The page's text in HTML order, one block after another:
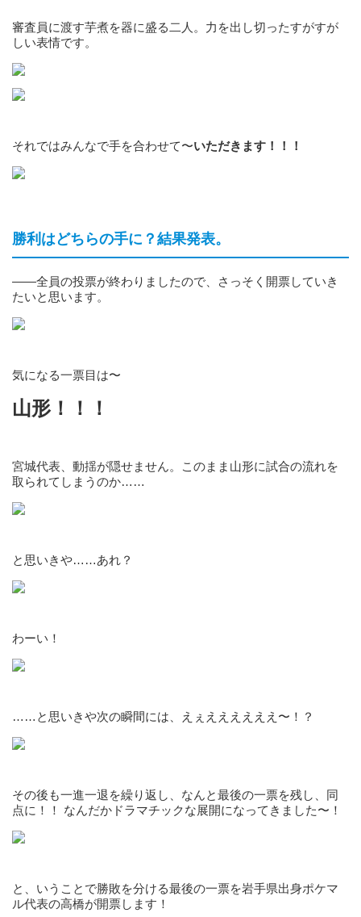
審査員に渡す芋煮を器に盛る二人。力を出し切ったすがすが
しい表情です。
それではみんなで手を合わせて〜いただきます！！！
勝利はどちらの手に？結果発表。
——全員の投票が終わりましたので、さっそく開票していき
たいと思います。
気になる一票目は〜
山形！！！
宮城代表、動揺が隠せません。このまま山形に試合の流れを
取られてしまうのか……
と思いきや……あれ？
わーい！
……と思いきや次の瞬間には、えぇええええええ〜！？
その後も一進一退を繰り返し、なんと最後の一票を残し、同
点に！！ なんだかドラマチックな展開になってきました〜！
と、いうことで勝敗を分ける最後の一票を岩手県出身ポケマ
ル代表の高橋が開票します！